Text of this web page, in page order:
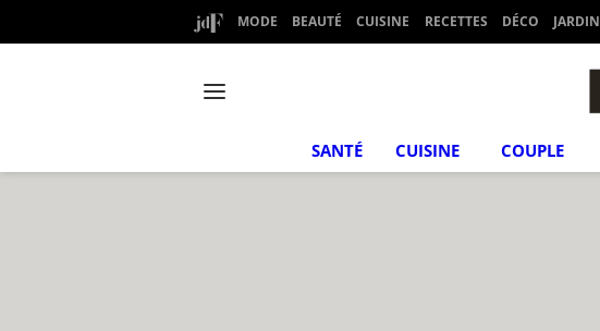
MODE BEAUTÉ CUISINE RECETTES DÉCO JARDIN
SANTÉ CUISINE COUPLE